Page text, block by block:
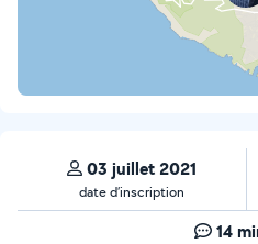
03 juillet 2021
date d’inscription
14